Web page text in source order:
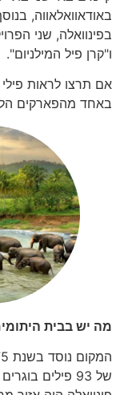
באודאוואלאווה,
בפינוואלה, שני
ו"קרן פיל המילניום".
אם תרצו לראות
באחד מהפארקים
מה יש בבית
של 93 פילים בוגרים וצעירים.